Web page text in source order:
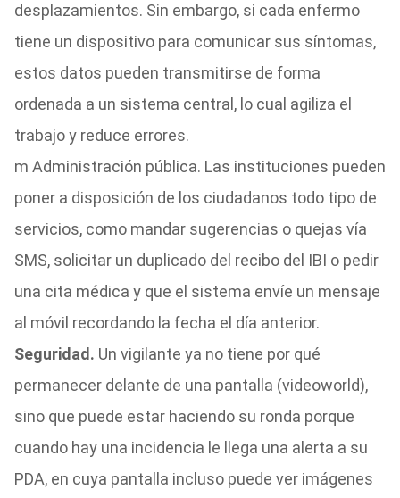
desplazamientos. Sin embargo, si cada enfermo
tiene un dispositivo para comunicar sus síntomas,
estos datos pueden transmitirse de forma
ordenada a un sistema central, lo cual agiliza el
trabajo y reduce errores.
m Administración pública. Las instituciones pueden
poner a disposición de los ciudadanos todo tipo de
servicios, como mandar sugerencias o quejas vía
SMS, solicitar un duplicado del recibo del IBI o pedir
una cita médica y que el sistema envíe un mensaje
al móvil recordando la fecha el día anterior.
Seguridad. Un vigilante ya no tiene por qué
permanecer delante de una pantalla (videoworld),
sino que puede estar haciendo su ronda porque
cuando hay una incidencia le llega una alerta a su
PDA, en cuya pantalla incluso puede ver imágenes